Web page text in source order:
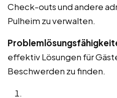
Check-outs und andere
Pulheim zu verwalten.
effektiv Lösungen für
Beschwerden zu finden.